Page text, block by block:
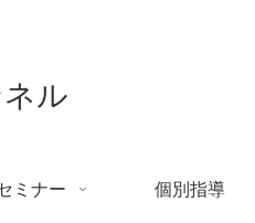
ル
ミナー 個別指導